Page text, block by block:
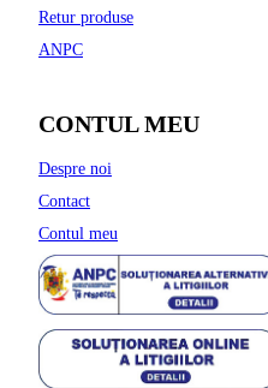
Retur produse
ANPC
CONTUL MEU
Despre noi
Contact
Contul meu